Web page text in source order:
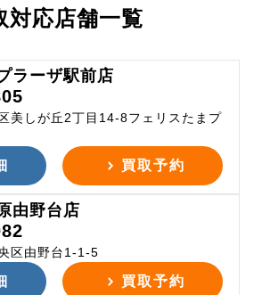
対応店舗一覧
ラーザ駅前店
美しが丘2丁目14-8フェリスたまプ
買取予約
由野台店
区由野台1-1-5
買取予約